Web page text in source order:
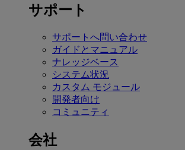
サポート
サポートへ問い合わせ
ガイドとマニュアル
ナレッジベース
システム状況
カスタム モジュール
開発者向け
コミュニティ
会社